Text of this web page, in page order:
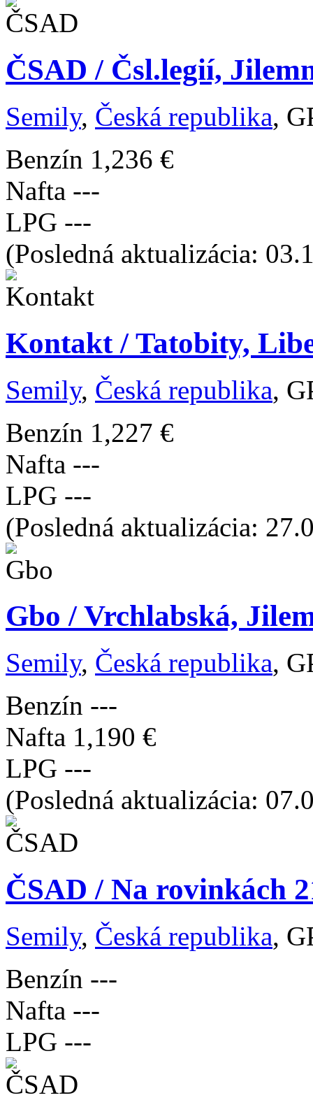
ČSAD / Čsl.legií,
Semily, Česká republika,
Benzín 1,236 €
Nafta ---
LPG ---
(Posledná aktualizácia:
Kontakt / Tatobity,
Semily, Česká republika,
Benzín 1,227 €
Nafta ---
LPG ---
(Posledná aktualizácia:
Gbo / Vrchlabská,
Semily, Česká republika,
Benzín ---
Nafta 1,190 €
LPG ---
(Posledná aktualizácia:
ČSAD / Na rovinkách
Semily, Česká republika,
Benzín ---
Nafta ---
LPG ---